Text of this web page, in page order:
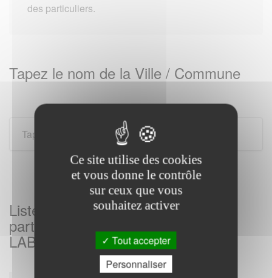
des particuliers.
Tapez le nom de la Ville / Commune
Listes des Services des impôts aux
particuliers sur ESCLASSAN
LABASTIDE et sa region
Ce site utilise des cookies
et vous donne le contrôle
sur ceux que vous
souhaitez activer
Tout accepter
Personnaliser